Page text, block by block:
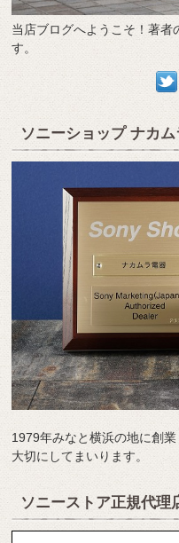
当店ブログへようこそ！著
す。
ソニーショップ ナカ
1979年みなと横浜の地に創
大切にしてまいります。
ソニーストア正規代理